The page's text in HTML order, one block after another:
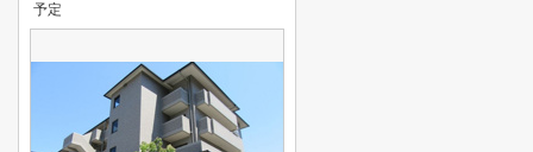
予定